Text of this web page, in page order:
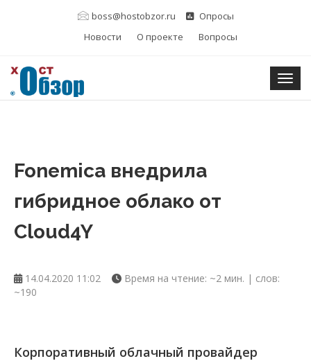
boss@hostobzor.ru
Опросы
Новости
О проекте Вопросы
Fonemica внедрила
гибридное облако от
Cloud4Y
14.04.2020 11:02
Время на чтение: ~2 мин. | слов:
~190
Корпоративный облачный провайдер